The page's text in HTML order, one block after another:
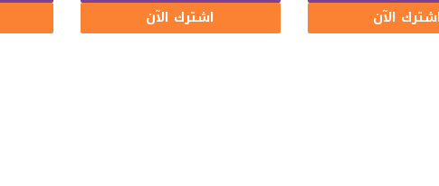
اشترك الآن
اشترك الآن